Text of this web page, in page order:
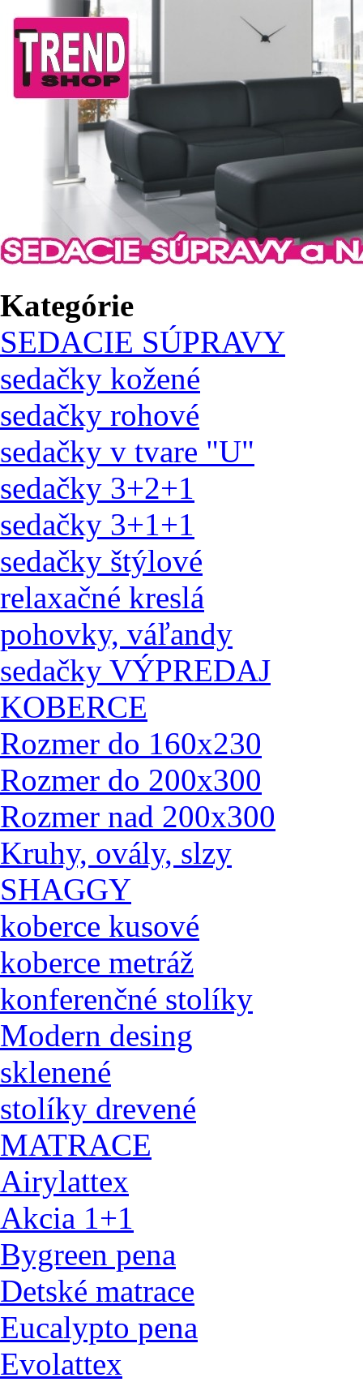
Kategórie
SEDACIE SÚPRAVY
sedačky kožené
sedačky rohové
sedačky v tvare "U"
sedačky 3+2+1
sedačky 3+1+1
sedačky štýlové
relaxačné kreslá
pohovky, váľandy
sedačky VÝPREDAJ
KOBERCE
Rozmer do 160x230
Rozmer do 200x300
Rozmer nad 200x300
Kruhy, ovály, slzy
SHAGGY
koberce kusové
koberce metráž
konferenčné stolíky
Modern desing
sklenené
stolíky drevené
MATRACE
Airylattex
Akcia 1+1
Bygreen pena
Detské matrace
Eucalypto pena
Evolattex